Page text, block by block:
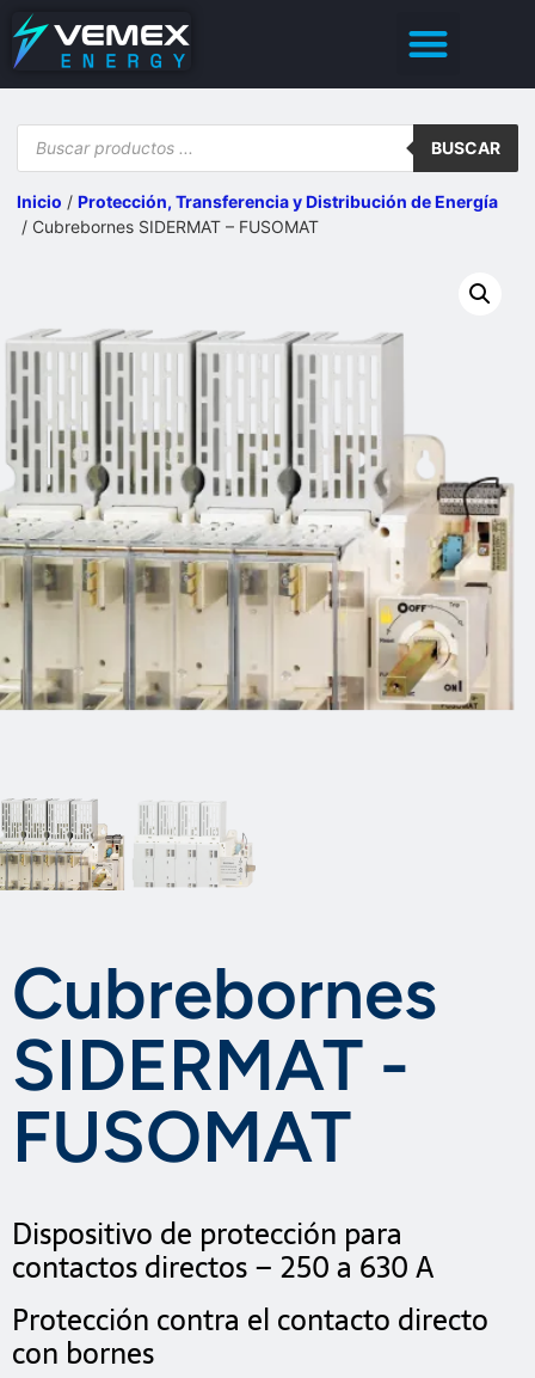
BUSCAR
Inicio / Protección, Transferencia y Distribución de Energía​
/ Cubrebornes SIDERMAT – FUSOMAT
Cubrebornes
SIDERMAT -
FUSOMAT
Dispositivo de protección para
contactos directos – 250 a 630 A
Protección contra el contacto directo
con bornes